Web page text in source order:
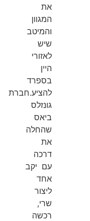
את
המגוון
והמיטב
שיש
לאזורי
היין
בספרד
להציע.חברת
גונזלס
ביאס
שהחלה
את
דרכה
עם יקב
אחד
ליצור
שרי,
רכשה